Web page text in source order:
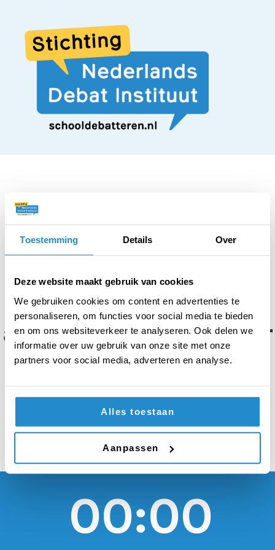
Toestemming Details Over
Deze website maakt gebruik van cookies
We gebruiken cookies om content en advertenties te
personaliseren, om functies voor social media te bieden
en om ons websiteverkeer te analyseren. Ook delen we
informatie over uw gebruik van onze site met onze
partners voor social media, adverteren en analyse.
Alles toestaan
Aanpassen
STELLING
Beroepsopleidingen
moeten studenten
weigeren, zodra het
aantal bereikt is waar
de arbeidsmarkt om
vraagt
00:00